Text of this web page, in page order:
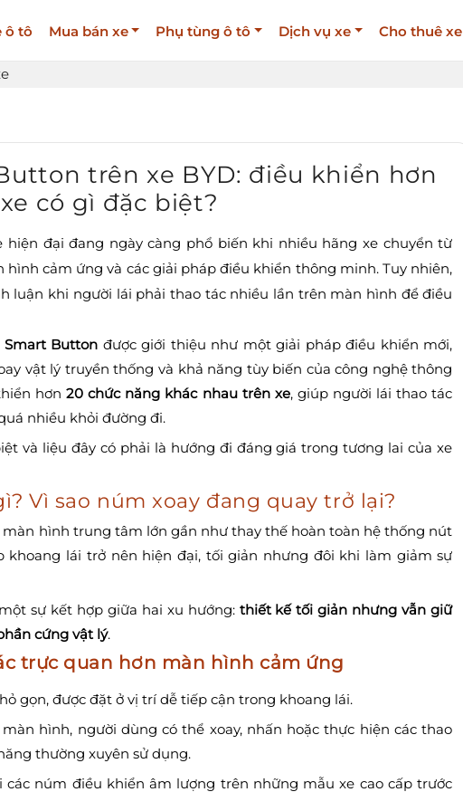
ô tô Mua bán xe Phụ tùng ô tô Dịch vụ xe Cho thuê xe
trên xe BYD: điều khiển hơn
có gì đặc biệt?
đại đang ngày càng phổ biến khi nhiều hãng xe chuyển từ
cảm ứng và các giải pháp điều khiển thông minh. Tuy nhiên,
luận khi người lái phải thao tác nhiều lần trên màn hình để điều
Smart Button được giới thiệu như một giải pháp điều khiển mới,
vật lý truyền thống và khả năng tùy biến của công nghệ thông
hơn20 chức năng khác nhau trên xe, giúp người lái thao tác
nhiều khỏi đường đi.
và liệu đây có phải là hướng đi đáng giá trong tương lai của xe
Vì sao núm xoay đang quay trở lại?
màn hình trung tâm lớn gần như thay thế hoàn toàn hệ thống nút
khoang lái trở nên hiện đại, tối giản nhưng đôi khi làm giảm sự
sự kết hợp giữa hai xu hướng: thiết kế tối giản nhưng vẫn giữ
cứng vật lý.
trực quan hơn màn hình cảm ứng
gọn, được đặt ở vị trí dễ tiếp cận trong khoang lái.
hình, người dùng có thể xoay, nhấn hoặc thực hiện các thao
thường xuyên sử dụng.
các núm điều khiển âm lượng trên những mẫu xe cao cấp trước